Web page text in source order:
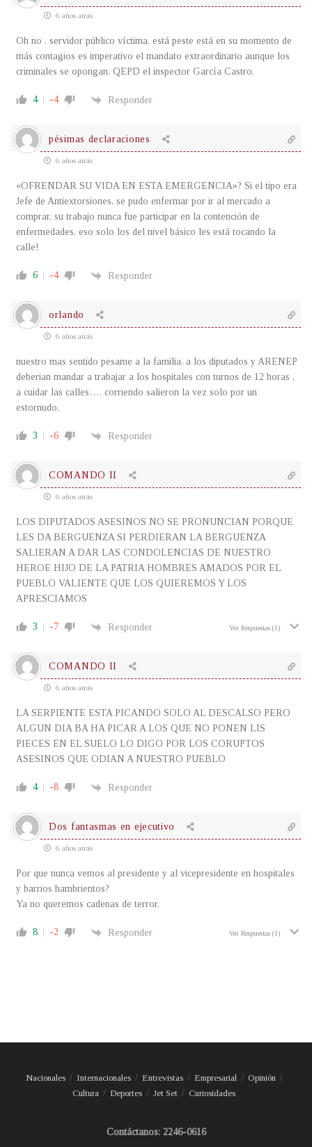
6 años atrás
Oh no , servidor público víctima, está peste está en su momento de
más contagios es imperativo el mandato extraordinario aunque los
criminales se opongan, QEPD el inspector García Castro.
4 -4 Responder
pésimas declaraciones
6 años atrás
«OFRENDAR SU VIDA EN ESTA EMERGENCIA»? Si el tipo era
Jefe de Antiextorsiones, se pudo enfermar por ir al mercado a
comprar, su trabajo nunca fue participar en la contención de
enfermedades, eso solo los del nivel básico les está tocando la
calle!
6 -4 Responder
orlando
6 años atrás
nuestro mas sentido pesame a la familia. a los diputados y ARENEP
deberian mandar a trabajar a los hospitales con turnos de 12 horas ,
a cuidar las calles…. corriendo salieron la vez solo por un
estornudo,
3 -6 Responder
COMANDO II
6 años atrás
LOS DIPUTADOS ASESINOS NO SE PRONUNCIAN PORQUE
LES DA BERGUENZA SI PERDIERAN LA BERGUENZA
SALIERAN A DAR LAS CONDOLENCIAS DE NUESTRO
HEROE HIJO DE LA PATRIA HOMBRES AMADOS POR EL
PUEBLO VALIENTE QUE LOS QUIEREMOS Y LOS
APRESCIAMOS
3 -7 Responder Ver Respuestas (1)
COMANDO II
6 años atrás
LA SERPIENTE ESTA PICANDO SOLO AL DESCALSO PERO
ALGUN DIA BA HA PICAR A LOS QUE NO PONEN LIS
PIECES EN EL SUELO LO DIGO POR LOS CORUPTOS
ASESINOS QUE ODIAN A NUESTRO PUEBLO
4 -8 Responder
Dos fantasmas en ejecutivo
6 años atrás
Por que nunca vemos al presidente y al vicepresidente en hospitales
y barrios hambrientos?
Ya no queremos cadenas de terror.
8 -2 Responder Ver Respuestas (1)
Nacionales Internacionales Entrevistas Empresarial
Opinión
Cultura
Deportes Jet Set Curiosidades
Contáctanos: 2246-0616